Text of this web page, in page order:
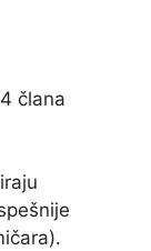
člana